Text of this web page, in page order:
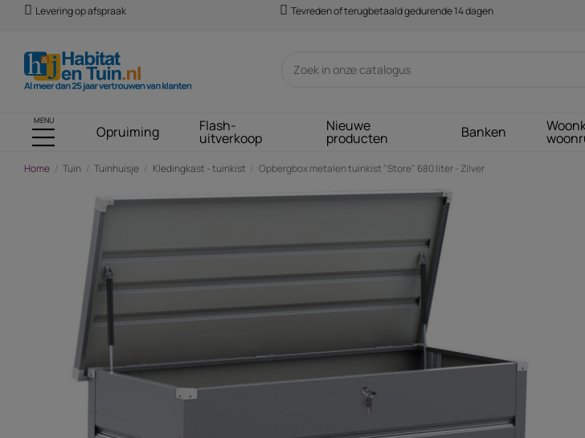
Levering op afspraak Tevreden of terugbetaald gedurende 14 dagen
MENU
Opruiming Flash-
uitverkoop
Nieuwe
producten Banken
Home Tuin Tuinhuisje Kledingkast - tuinkist Opbergbox metalen tuinkist "Store" 680 liter - Zilver